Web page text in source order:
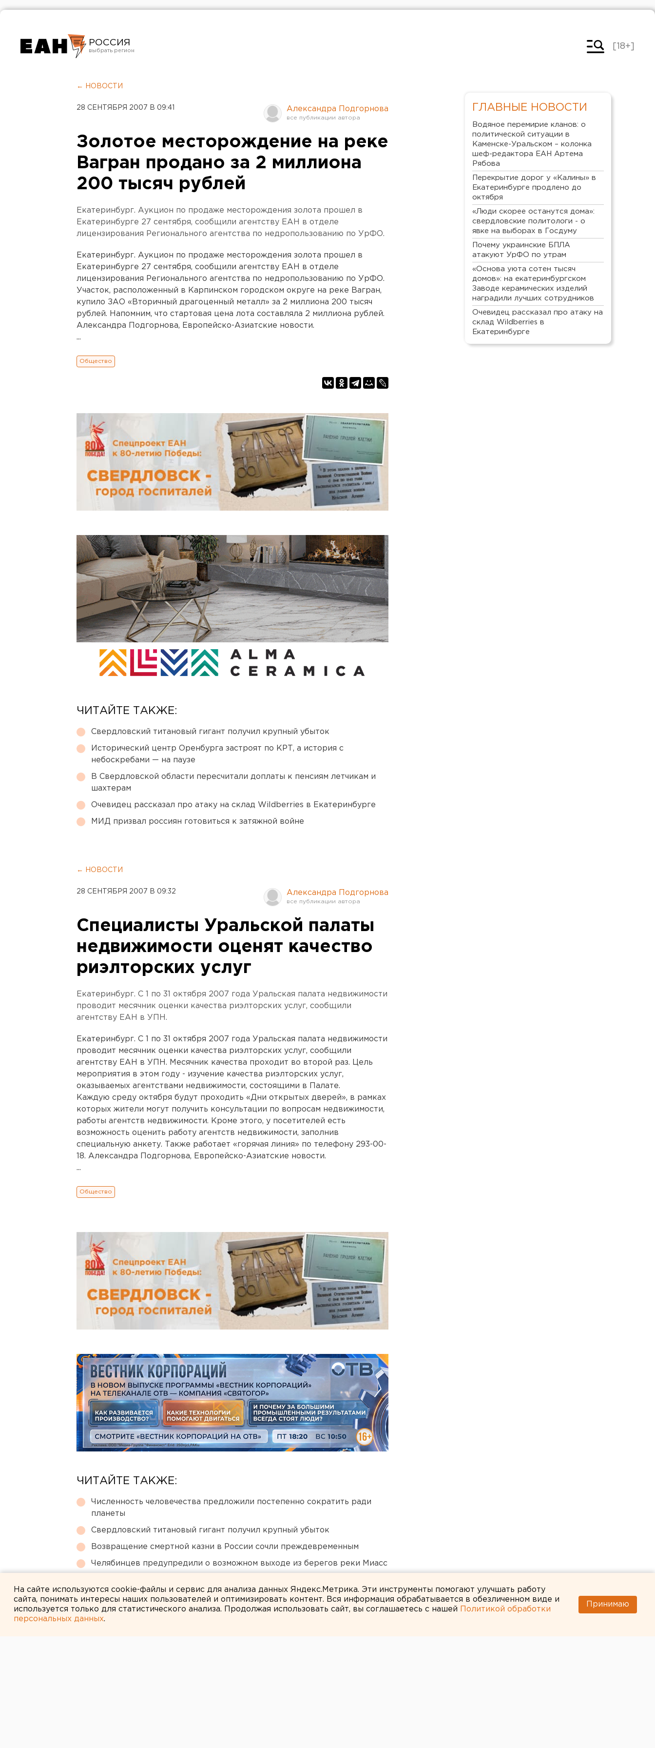
РОССИЯ
Челябинск
[18+]
← НОВОСТИ
28 СЕНТЯБРЯ 2007 В 09:41 Александра Подгорнова
Золотое месторождение на реке
Вагран продано за 2 миллиона
200 тысяч рублей
Екатеринбург. Аукцион по продаже месторождения золота прошел в
Екатеринбурге 27 сентября, сообщили агентству ЕАН в отделе
лицензирования Регионального агентства по недропользованию по УрФО.
Екатеринбург. Аукцион по продаже месторождения золота прошел в
Екатеринбурге 27 сентября, сообщили агентству ЕАН в отделе
лицензирования Регионального агентства по недропользованию по УрФО.
Участок, расположенный в Карпинском городском округе на реке Вагран,
купило ЗАО «Вторичный драгоценный металл» за 2 миллиона 200 тысяч
рублей. Напомним, что стартовая цена лота составляла 2 миллиона рублей.
Александра Подгорнова, Европейско-Азиатские новости.
...
Общество
ЧИТАЙТЕ ТАКЖЕ:
Свердловский титановый гигант получил крупный убыток
Исторический центр Оренбурга застроят по КРТ, а история с
небоскребами — на паузе
В Свердловской области пересчитали доплаты к пенсиям летчикам и
шахтерам
Очевидец рассказал про атаку на склад Wildberries в Екатеринбурге
МИД призвал россиян готовиться к затяжной войне
← НОВОСТИ
28 СЕНТЯБРЯ 2007 В 09:32 Александра Подгорнова
Специалисты Уральской палаты
недвижимости оценят качество
риэлторских услуг
Екатеринбург. С 1 по 31 октября 2007 года Уральская палата недвижимости
проводит месячник оценки качества риэлторских услуг, сообщили
агентству ЕАН в УПН.
Екатеринбург. С 1 по 31 октября 2007 года Уральская палата недвижимости
проводит месячник оценки качества риэлторских услуг, сообщили
агентству ЕАН в УПН. Месячник качества проходит во второй раз. Цель
мероприятия в этом году - изучение качества риэлторских услуг,
оказываемых агентствами недвижимости, состоящими в Палате.
Каждую среду октября будут проходить «Дни открытых дверей», в рамках
которых жители могут получить консультации по вопросам недвижимости,
работы агентств недвижимости. Кроме этого, у посетителей есть
возможность оценить работу агентств недвижимости, заполнив
специальную анкету. Также работает «горячая линия» по телефону 293-00-
18. Александра Подгорнова, Европейско-Азиатские новости.
...
Общество
ЧИТАЙТЕ ТАКЖЕ:
Численность человечества предложили постепенно сократить ради
планеты
Свердловский титановый гигант получил крупный убыток
Возвращение смертной казни в России сочли преждевременным
Челябинцев предупредили о возможном выходе из берегов реки Миасс
ГЛАВНЫЕ НОВОСТИ
Водяное перемирие кланов: о
политической ситуации в
Каменске-Уральском – колонка
шеф-редактора ЕАН Артема
Рябова
Перекрытие дорог у «Калины» в
Екатеринбурге продлено до
октября
«Люди скорее останутся дома»:
свердловские политологи - о
явке на выборах в Госдуму
Почему украинские БПЛА
атакуют УрФО по утрам
«Основа уюта сотен тысяч
домов»: на екатеринбургском
Заводе керамических изделий
наградили лучших сотрудников
Очевидец рассказал про атаку на
склад Wildberries в
Екатеринбурге
На сайте используются cookie-файлы и сервис для анализа данных Яндекс.Метрика. Эти инструменты помогают улучшать работу
сайта, понимать интересы наших пользователей и оптимизировать контент. Вся информация обрабатывается в обезличенном виде и
используется только для статистического анализа. Продолжая использовать сайт, вы соглашаетесь с нашей
Политикой обработки
персональных данных.
Принимаю